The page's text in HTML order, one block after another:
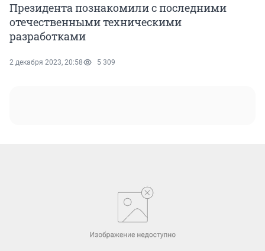
Президента познакомили с последними
отечественными техническими
разработками
2 декабря 2023, 20:58 5 309